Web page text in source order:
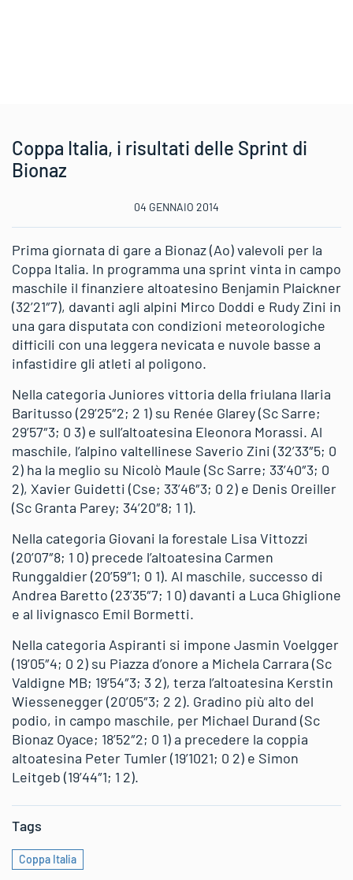
Coppa Italia, i risultati delle Sprint di
Bionaz
04 GENNAIO 2014
Prima giornata di gare a Bionaz (Ao) valevoli per la
Coppa Italia. In programma una sprint vinta in campo
maschile il finanziere altoatesino Benjamin Plaickner
(32’21″7), davanti agli alpini Mirco Doddi e Rudy Zini in
una gara disputata con condizioni meteorologiche
difficili con una leggera nevicata e nuvole basse a
infastidire gli atleti al poligono.
Nella categoria Juniores vittoria della friulana Ilaria
Baritusso (29’25″2; 2 1) su Renée Glarey (Sc Sarre;
29’57″3; 0 3) e sull’altoatesina Eleonora Morassi. Al
maschile, l’alpino valtellinese Saverio Zini (32’33″5; 0
2) ha la meglio su Nicolò Maule (Sc Sarre; 33’40″3; 0
2), Xavier Guidetti (Cse; 33’46″3; 0 2) e Denis Oreiller
(Sc Granta Parey; 34’20″8; 1 1).
Nella categoria Giovani la forestale Lisa Vittozzi
(20’07″8; 1 0) precede l’altoatesina Carmen
Runggaldier (20’59″1; 0 1). Al maschile, successo di
Andrea Baretto (23’35″7; 1 0) davanti a Luca Ghiglione
e al livignasco Emil Bormetti.
Nella categoria Aspiranti si impone Jasmin Voelgger
(19’05″4; 0 2) su Piazza d’onore a Michela Carrara (Sc
Valdigne MB; 19’54″3; 3 2), terza l’altoatesina Kerstin
Wiessenegger (20’05″3; 2 2). Gradino più alto del
podio, in campo maschile, per Michael Durand (Sc
Bionaz Oyace; 18’52″2; 0 1) a precedere la coppia
altoatesina Peter Tumler (19’1021; 0 2) e Simon
Leitgeb (19’44″1; 1 2).
Tags
Coppa Italia